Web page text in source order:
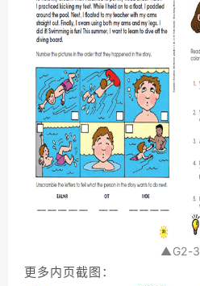
▲G2-3
更多内页截图：